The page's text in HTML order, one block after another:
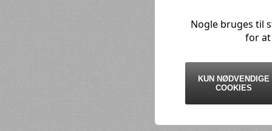
Nogle bruges til
for
KUN NØDVENDIGE
COOKIES